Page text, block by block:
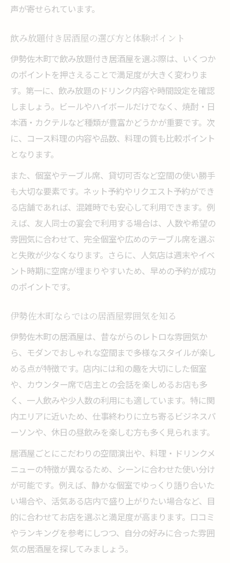
横浜エリアで楽しむ居酒屋一人飲みの魅力
ト
伊勢佐木町で一人飲みに嬉しい居酒屋特集
一人でも安心な居酒屋飲み放題の楽しみ方
宴会や女子会に最適な飲み放題プラン探し
居酒屋の飲み放題が宴会や女子会に最適な
理由
伊勢佐木町で選ぶ宴会向け居酒屋飲み放題
宴会を盛り上げる居酒屋飲み放題の選び方
居酒屋の飲み放題で女子会がもっと楽しく
落ち着いた雰囲気で楽しめる居酒屋の魅力とは
落ち着いた雰囲気の居酒屋飲み放題を楽し
む
居酒屋で味わう大人の落ち着いたひととき
飲み放題付き居酒屋で雰囲気を重視する理
静かな空間が魅力の居酒屋飲み放題体験
雰囲気重視で選ぶ居酒屋飲み放題の楽しみ
方
声が寄せられています。
飲み放題付き居酒屋の選び方と体験ポイント
伊勢佐木町で飲み放題付き居酒屋を選ぶ際は、いくつか
のポイントを押さえることで満足度が大きく変わりま
す。第一に、飲み放題のドリンク内容や時間設定を確認
しましょう。ビールやハイボールだけでなく、焼酎・日
本酒・カクテルなど種類が豊富かどうかが重要です。次
に、コース料理の内容や品数、料理の質も比較ポイント
となります。
また、個室やテーブル席、貸切可否など空間の使い勝手
も大切な要素です。ネット予約やリクエスト予約ができ
る店舗であれば、混雑時でも安心して利用できます。例
えば、友人同士の宴会で利用する場合は、人数や希望の
雰囲気に合わせて、完全個室や広めのテーブル席を選ぶ
と失敗が少なくなります。さらに、人気店は週末やイベ
ント時期に空席が埋まりやすいため、早めの予約が成功
のポイントです。
伊勢佐木町ならではの居酒屋雰囲気を知る
伊勢佐木町の居酒屋は、昔ながらのレトロな雰囲気か
ら、モダンでおしゃれな空間まで多様なスタイルが楽し
める点が特徴です。店内には和の趣を大切にした個室
や、カウンター席で店主との会話を楽しめるお店も多
く、一人飲みや少人数の利用にも適しています。特に関
内エリアに近いため、仕事終わりに立ち寄るビジネスパ
ーソンや、休日の昼飲みを楽しむ方も多く見られます。
居酒屋ごとにこだわりの空間演出や、料理・ドリンクメ
ニューの特徴が異なるため、シーンに合わせた使い分け
が可能です。例えば、静かな個室でゆっくり語り合いた
い場合や、活気ある店内で盛り上がりたい場合など、目
的に合わせてお店を選ぶと満足度が高まります。口コミ
やランキングを参考にしつつ、自分の好みに合った雰囲
気の居酒屋を探してみましょう。